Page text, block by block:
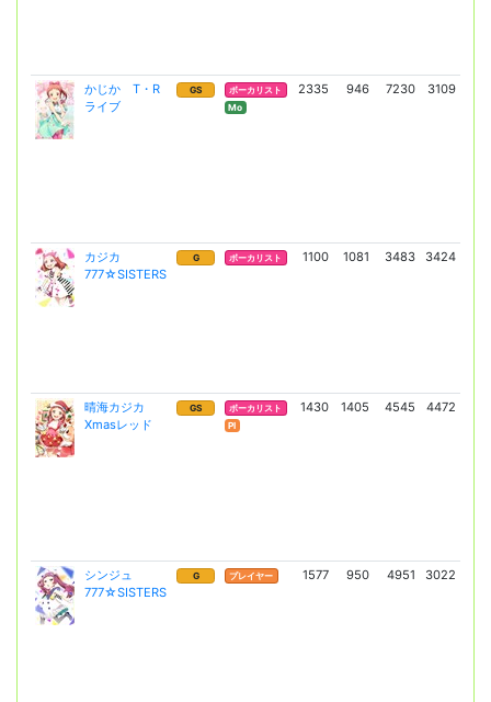
かじか T・R
ライブ
GS
ボーカリスト
Mo
2335 946 7230 3109
カジカ
777☆SISTERS
G ボーカリスト 1100 1081 3483 3424
晴海カジカ
Xmasレッド
GS
ボーカリスト
Pl
1430 1405 4545 4472
シンジュ
777☆SISTERS
G プレイヤー 1577 950 4951 3022